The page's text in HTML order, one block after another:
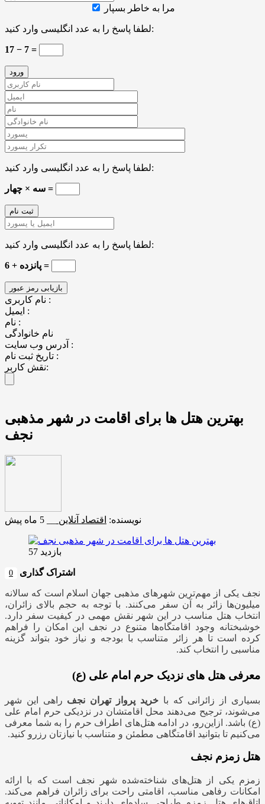
مرا به خاطر بسپار
لطفا پاسخ را به عدد انگلیسی وارد کنید:
17 − 7 =
لطفا پاسخ را به عدد انگلیسی وارد کنید:
سه × چهار =
لطفا پاسخ را به عدد انگلیسی وارد کنید:
6 + پانزده =
نام کاربری :
ایمیل :
نام :
نام خانوادگی
آدرس وب سایت :
تاریخ ثبت نام :
نقش کاربر:
بهترین هتل ها برای اقامت در شهر مذهبی
نجف
نویسنده: اقتصاد آنلاین 5 ماه پیش
بازدید 57
اشتراک گذاری 0
نجف یکی از مهم‌ترین شهرهای مذهبی جهان اسلام است که سالانه
میلیون‌ها زائر به آن سفر می‌کنند. با توجه به حجم بالای زائران،
انتخاب هتل مناسب در این شهر نقش مهمی در کیفیت سفر دارد.
خوشبختانه وجود اقامتگاه‌ها متنوع در نجف این امکان را فراهم
کرده است تا هر زائر متناسب با بودجه و نیاز خود بتواند گزینه
مناسبی را انتخاب کند.
معرفی هتل های نزدیک حرم امام علی (ع)
بسیاری از زائرانی که باخرید پرواز تهران نجف راهی این شهر
می‌شوند، ترجیح می‌دهند محل اقامتشان در نزدیکی حرم امام علی
(ع) باشد. ازاین‌رو، در ادامه هتل‌های اطراف حرم را به شما معرفی
می‌کنیم تا بتوانید اقامتگاهی مطمئن و متناسب با نیازتان رزرو کنید.
هتل زمزم نجف
زمزم یکی از هتل‌های شناخته‌شده شهر نجف است که با ارائه
امکانات رفاهی مناسب، اقامتی راحت برای زائران فراهم می‌کند.